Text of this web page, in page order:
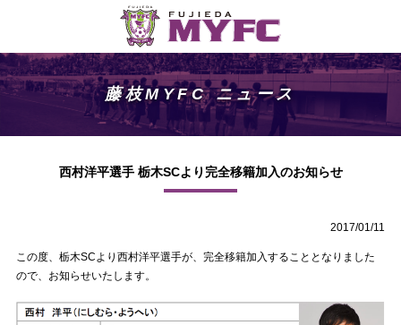
藤枝MYFC ニュース
西村洋平選手 栃木SCより完全移籍加入のお知らせ
2017/01/11
この度、栃木SCより西村洋平選手が、完全移籍加入することとなりました
ので、お知らせいたします。